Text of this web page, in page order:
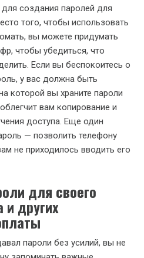
создания паролей для
того, чтобы использовать
вы можете придумать
чтобы убедиться, что
Если вы беспокоитесь о
у вас должна быть
которой вы храните пароли
вам копирование и
доступа. Еще один
— позволить телефону
не приходилось вводить его
для своего
и других
пароли без усилий, вы не